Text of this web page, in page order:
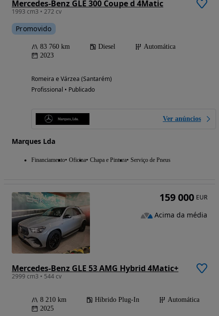
Mercedes-Benz GLE 300 Coupe d 4Matic
1993 cm3 • 272 cv
Promovido
83 760 km Diesel
Automática
2023
Romeira e Várzea (Santarém)
Profissional • Publicado
Ver anúncios
Marques Lda
Financiamento Oficina Chapa e Pintura Serviço de Pneus
Mercedes-Benz GLE 53 AMG Hybrid 4Matic+
2999 cm3 • 544 cv
8 210 km Híbrido Plug-In
Automática
2025
159 000 EUR
Acima da média